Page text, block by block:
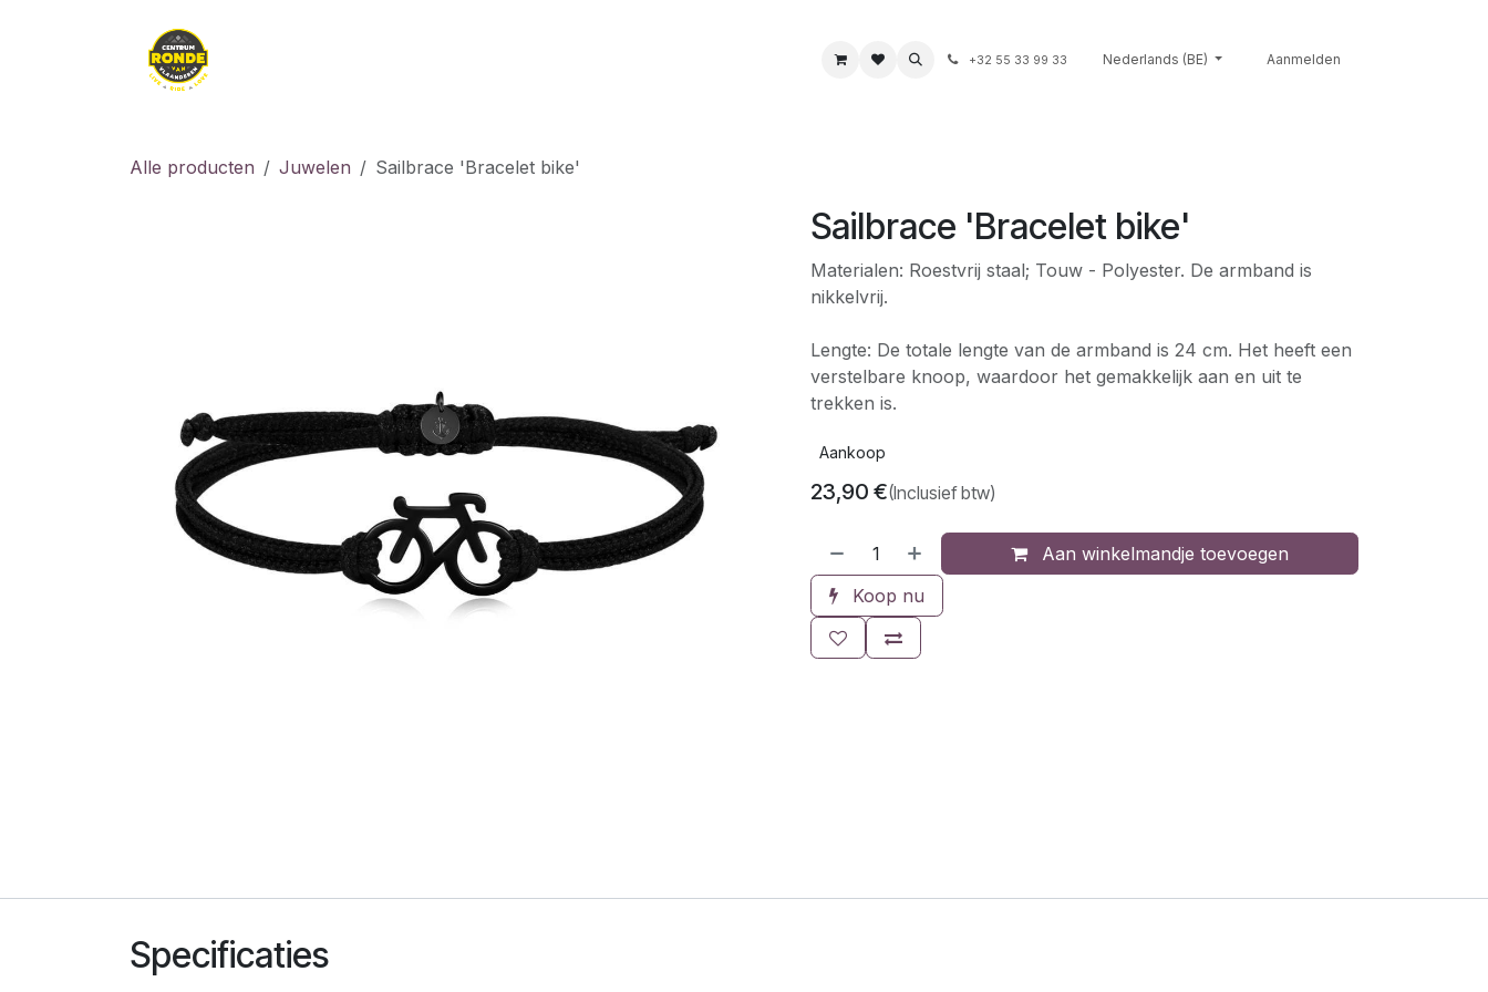
Juwelen Souvenirs Giftcards Merken
+32 55 33 99 33 Nederlands (BE) Aanmelden
Alle producten Juwelen Sailbrace 'Bracelet bike'
Sailbrace 'Bracelet bike'
Materialen: Roestvrij staal; Touw - Polyester. De armband is
nikkelvrij.
Lengte: De totale lengte van de armband is 24 cm. Het heeft een
verstelbare knoop, waardoor het gemakkelijk aan en uit te
trekken is.
Aankoop
23,90 €(Inclusief btw)
Aan winkelmandje toevoegen
Koop nu
Specificaties